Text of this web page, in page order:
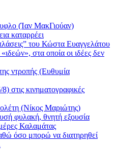
(Ίαν ΜακΓιούαν)
καταρρέει
του Κώστα Ευαγγελάτου
στα οποία οι ιδέες δεν
ντροπής (Ευθυμία
στις κινηματογραφικές
(Νίκος Μαριώτης)
φυλακή, θνητή εξουσία
Καλαμάτας
όσο μπορώ να διατηρηθεί